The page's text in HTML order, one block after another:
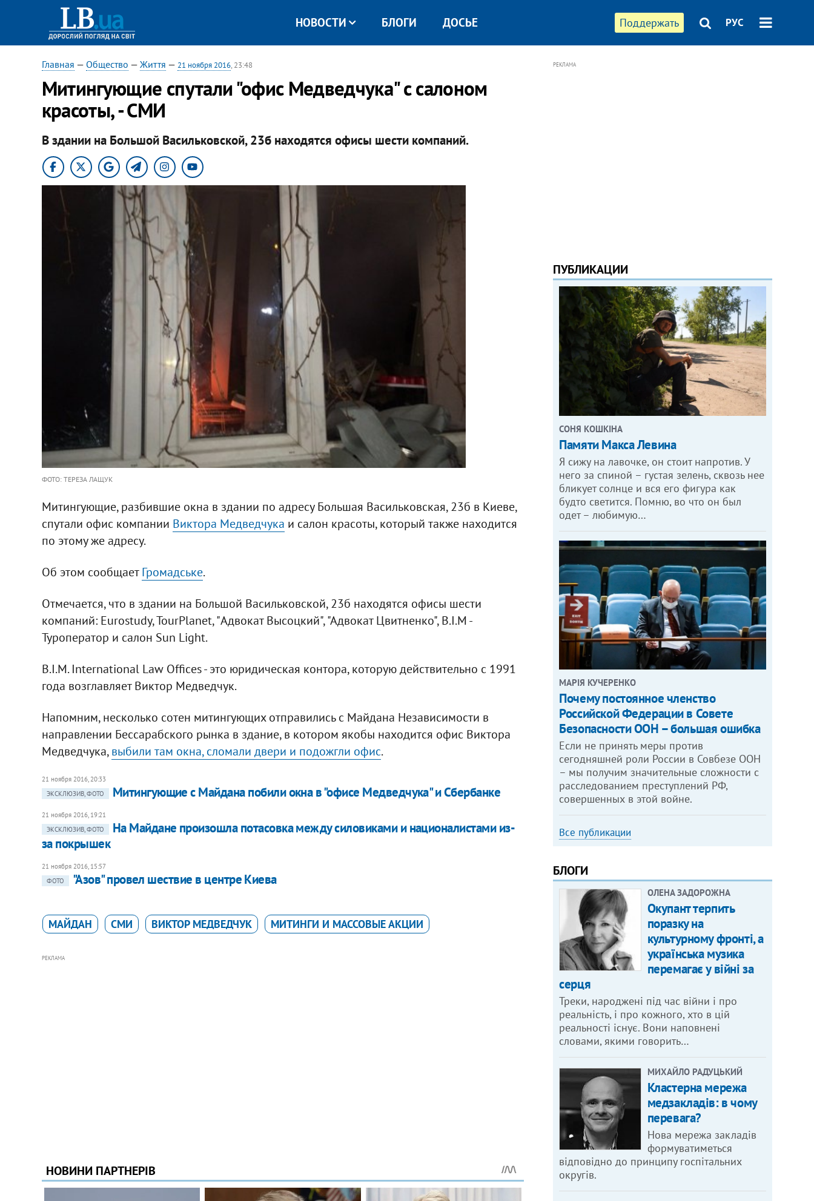
Поддержать РУС
НОВОСТИ БЛОГИ ДОСЬЕ
Главная — Общество — Життя — 21 ноября 2016, 23:48
Митингующие спутали "офис Медведчука" с салоном
красоты, - СМИ
В здании на Большой Васильковской, 23б находятся офисы шести компаний.
ФОТО: ТЕРЕЗА ЛАЩУК
Митингующие, разбившие окна в здании по адресу Большая Васильковская, 23б в Киеве,
спутали офис компании Виктора Медведчука и салон красоты, который также находится
по этому же адресу.
Об этом сообщаетГромадське.
Отмечается, что в здании на Большой Васильковской, 23б находятся офисы шести
компаний: Eurostudy, TourPlanet, "Адвокат Высоцкий", "Адвокат Цвитненко", B.I.M -
Туроператор и салон Sun Light.
B.I.M. International Law Offices - это юридическая контора, которую действительно с 1991
года возглавляет Виктор Медведчук.
Напомним, несколько сотен митингующих отправились с Майдана Независимости в
направлении Бессарабского рынка в здание, в котором якобы находится офис Виктора
Медведчука,выбили там окна, сломали двери и подожгли офис.
21 ноября 2016, 20:33
ЭКСКЛЮЗИВ, ФОТО
Митингующие с Майдана побили окна в "офисе Медведчука" и Сбербанке
21 ноября 2016, 19:21
ЭКСКЛЮЗИВ, ФОТО
На Майдане произошла потасовка между силовиками и националистами из-
за покрышек
21 ноября 2016, 15:57
ФОТО
"Азов" провел шествие в центре Киева
МАЙДАН СМИ ВИКТОР МЕДВЕДЧУК МИТИНГИ И МАССОВЫЕ АКЦИИ
РЕКЛАМА
РЕКЛАМА
ПУБЛИКАЦИИ
СОНЯ КОШКІНА
Памяти Макса Левина
Я сижу на лавочке, он стоит напротив. У
него за спиной – густая зелень, сквозь нее
бликует солнце и вся его фигура как
будто светится. Помню, во что он был
одет – любимую…
МАРІЯ КУЧЕРЕНКО
​Почему постоянное членство
Российской Федерации в Совете
Безопасности ООН – большая ошибка
Если не принять меры против
сегодняшней роли России в Совбезе ООН
– мы получим значительные сложности с
расследованием преступлений РФ,
совершенных в этой войне.
Все публикации
БЛОГИ
ОЛЕНА ЗАДОРОЖНА
Окупант терпить
поразку на
культурному фронті, а
українська музика
перемагає у війні за
серця
Треки, народжені під час війни і про
реальність, і про кожного, хто в цій
реальності існує. Вони наповнені
словами, якими говорить…
МИХАЙЛО РАДУЦЬКИЙ
Кластерна мережа
медзакладів: в чому
перевага?
Нова мережа закладів
формуватиметься
відповідно до принципу госпітальних
округів.